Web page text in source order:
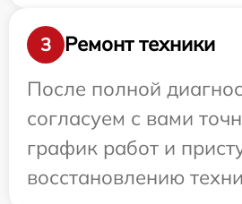
3
Ремонт техники
После полной
согласуем с вами
график работ и
восстановлению